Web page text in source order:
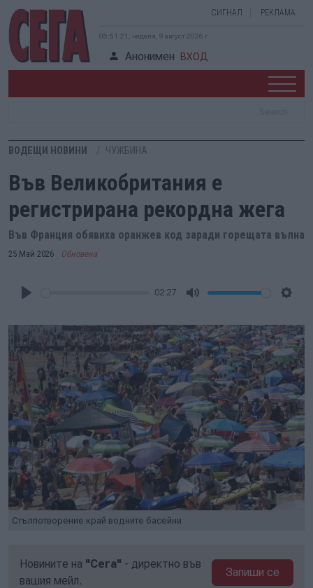
СИГНАЛ РЕКЛАМА
05:51:22, неделя, 9 август 2026 г.
Анонимен ВХОД
ВОДЕЩИ НОВИНИ ЧУЖБИНА
Във Великобритания е
регистрирана рекордна жега
Във Франция обявиха оранжев код заради горещата вълна
25 Май 2026 Обновена
02:27
Стълпотворение край водните басейни
Новините на "Сега" - директно във
вашия мейл.
Запиши се